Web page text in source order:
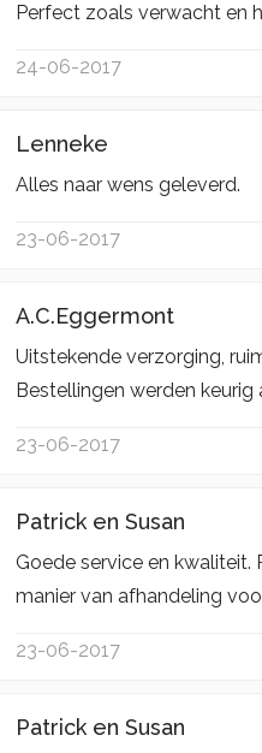
Perfect zoals verwacht en
24-06-2017
Lenneke
Alles naar wens geleverd.
23-06-2017
A.C.Eggermont
Uitstekende verzorging,
Bestellingen werden keurig
23-06-2017
Patrick en Susan
Goede service en kwaliteit.
manier van afhandeling
23-06-2017
Patrick en Susan